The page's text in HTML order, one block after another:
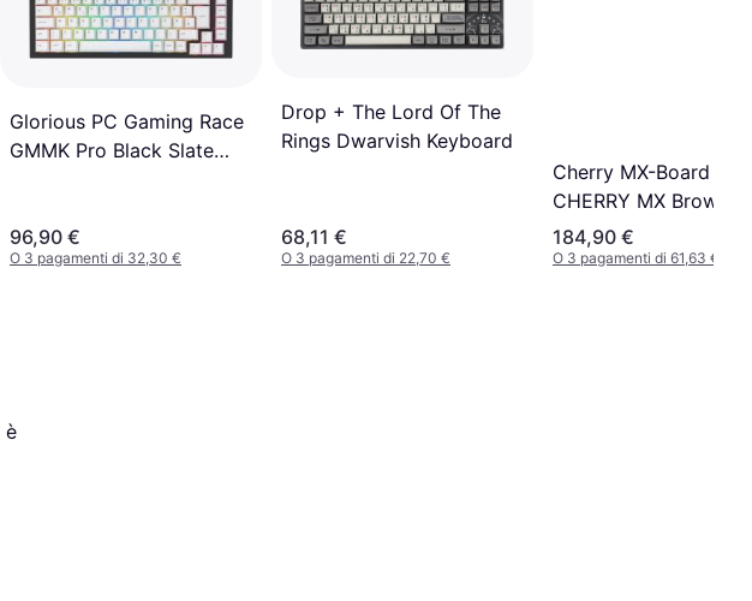
Glorious PC Gaming Race
GMMK Pro Black Slate
96,90 €
O 3 pagamenti di 32,30 €
Drop + The Lord Of The
Rings Dwarvish Keyboard
68,11 €
O 3 pagamenti di 22,70 €
Cherry MX-Board 8.0
CHERRY MX Brown
(English)
184,90 €
O 3 pagamenti di 61,63 €